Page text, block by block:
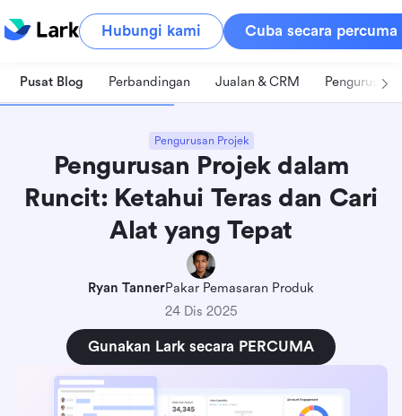
Hubungi kami Cuba secara percuma
Pusat Blog Perbandingan Jualan & CRM Pengurusan
Pengurusan Projek
Pengurusan Projek dalam
Runcit: Ketahui Teras dan Cari
Alat yang Tepat
Ryan TannerPakar Pemasaran Produk
24 Dis 2025
Gunakan Lark secara PERCUMA